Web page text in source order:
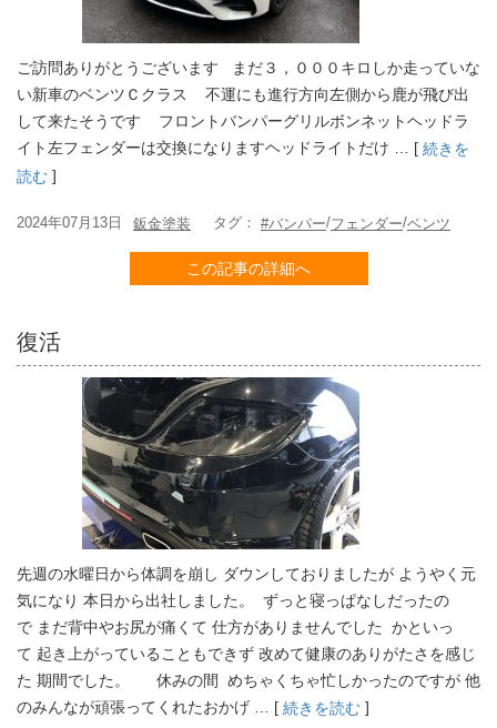
ご訪問ありがとうございます まだ３，０００キロしか走っていな
い新車のベンツＣクラス 不運にも進行方向左側から鹿が飛び出
して来たそうです フロントバンパーグリルボンネットヘッドラ
イト左フェンダーは交換になりますヘッドライトだけ … [ 続きを
読む ]
2024年07月13日 鈑金塗装 タグ： #バンパー/フェンダー/ベンツ
この記事の詳細へ
復活
先週の水曜日から体調を崩し ダウンしておりましたが ようやく元
気になり 本日から出社しました。 ずっと寝っぱなしだったの
で まだ背中やお尻が痛くて 仕方がありませんでした かといっ
て 起き上がっていることもできず 改めて健康のありがたさを感じ
た 期間でした。 休みの間 めちゃくちゃ忙しかったのですが 他
のみんなが頑張ってくれたおかげ … [ 続きを読む ]